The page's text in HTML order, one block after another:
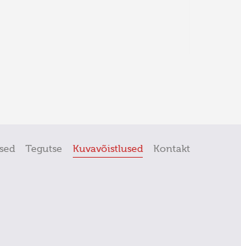
Tegutse Kuvavõistlused Kontakt